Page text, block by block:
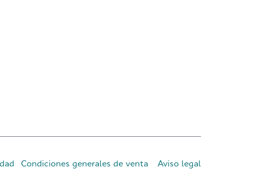
Condiciones generales de venta Aviso legal